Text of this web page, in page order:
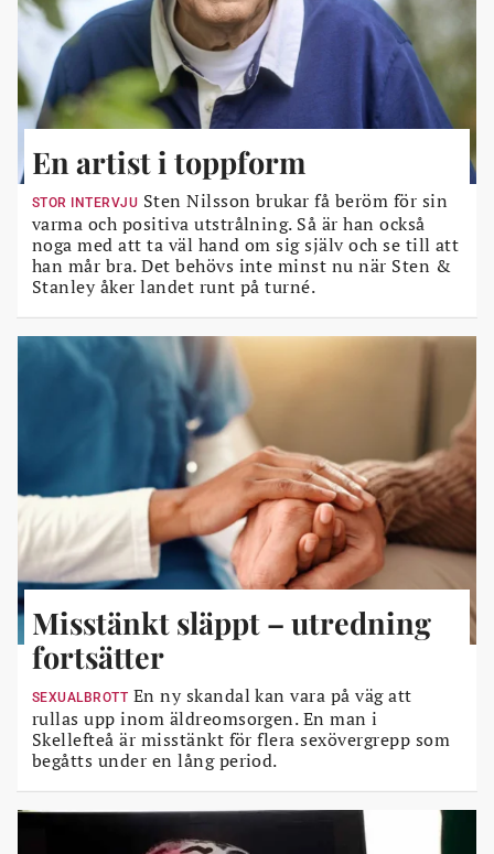
En artist i toppform
STOR INTERVJU Sten Nilsson brukar få beröm för sin
varma och positiva utstrålning. Så är han också
noga med att ta väl hand om sig själv och se till att
han mår bra. Det behövs inte minst nu när Sten &
Stanley åker landet runt på turné.
Misstänkt släppt – utredning
fortsätter
SEXUALBROTT En ny skandal kan vara på väg att
rullas upp inom äldreomsorgen. En man i
Skellefteå är misstänkt för flera sexövergrepp som
begåtts under en lång period.